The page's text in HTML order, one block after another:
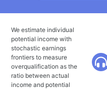
We estimate individual
potential income with
stochastic earnings
frontiers to measure
overqualification as the
ratio between actual
income and potential